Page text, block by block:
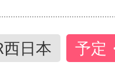
西日本 予定